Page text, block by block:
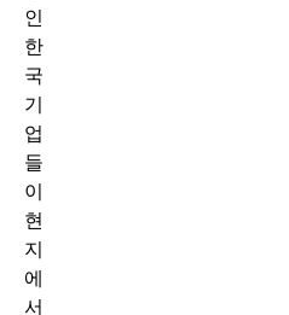
인
한
국
기
업
들
이
현
지
에
서